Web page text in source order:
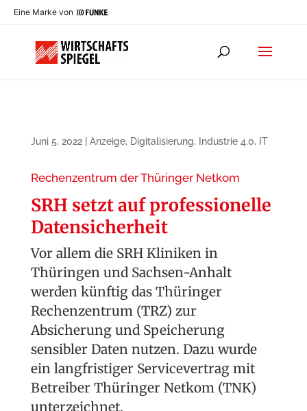
Eine Marke von
Juni 5, 2022| Anzeige, Digitalisierung, Industrie 4.0, IT
Rechenzentrum der Thüringer Netkom
SRH setzt auf professionelle
Datensicherheit
Vor allem die SRH Kliniken in
Thüringen und Sachsen-Anhalt
werden künftig das Thüringer
Rechenzentrum (TRZ) zur
Absicherung und Speicherung
sensibler Daten nutzen. Dazu wurde
ein langfristiger Servicevertrag mit
Betreiber Thüringer Netkom (TNK)
unterzeichnet.